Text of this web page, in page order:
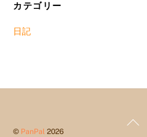
カテゴリー
日記
Back
© PanPal 2026